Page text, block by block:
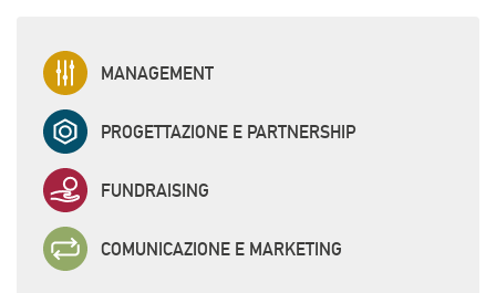
MANAGEMENT
PROGETTAZIONE E PARTNERSHIP
FUNDRAISING
COMUNICAZIONE E MARKETING